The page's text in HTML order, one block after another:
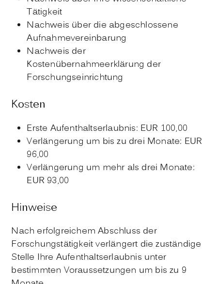
Tätigkeit
Nachweis über die abgeschlossene
Aufnahmevereinbarung
Nachweis der
Kostenübernahmeerklärung der
Forschungseinrichtung
Kosten
Erste Aufenthaltserlaubnis: EUR 100,00
Verlängerung um bis zu drei Monate: EUR
96,00
Verlängerung um mehr als drei Monate:
EUR 93,00
Hinweise
Nach erfolgreichem Abschluss der
Forschungstätigkeit verlängert die zuständige
Stelle Ihre Aufenthaltserlaubnis unter
bestimmten Voraussetzungen um bis zu 9